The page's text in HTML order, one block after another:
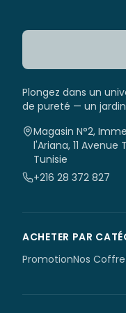
Plongez dans un
de pureté — un
Magasin N°2,
l'Ariana, 11 Avenue
Tunisie
+216 28 372 827
ACHETER PAR
PromotionNos